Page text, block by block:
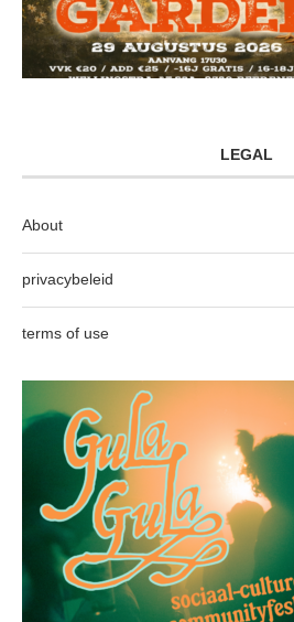
LEGAL
About
privacybeleid
terms of use